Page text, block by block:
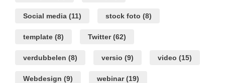
Social media (11) stock foto (8)
template (8) Twitter(62)
verdubbelen (8) versio (9) video (15)
Webdesign (9) webinar(19)